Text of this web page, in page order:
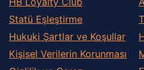
Statü Eşleştirme
Hukuki Şartlar ve Koşullar
Kişisel Verilerin Korunması